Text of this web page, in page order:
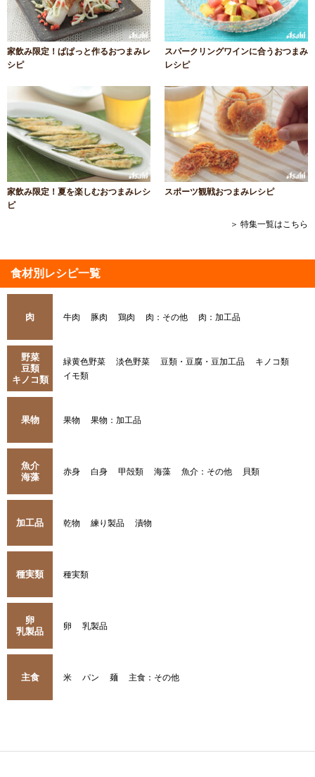
家飲み限定！ぱぱっと作るおつまみレ
シピ
スパークリングワインに合うおつまみ
レシピ
家飲み限定！夏を楽しむおつまみレシ
ピ
スポーツ観戦おつまみレシピ
＞ 特集一覧はこちら
食材別レシピ一覧
肉 牛肉 豚肉 鶏肉 肉：その他 肉：加工品
野菜
豆類
キノコ類
緑黄色野菜 淡色野菜 豆類・豆腐・豆加工品
キノコ類
イモ類
果物 果物 果物：加工品
魚介
海藻
赤身 白身 甲殻類 海藻 魚介：その他 貝類
加工品 乾物 練り製品 漬物
種実類 種実類
卵
乳製品
卵 乳製品
主食 米 パン 麺 主食：その他